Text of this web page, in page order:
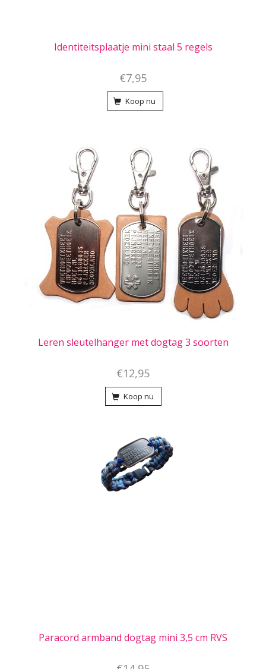
Identiteitsplaatje mini staal 5 regels
€7,95
Koop nu
Leren sleutelhanger met dogtag 3 soorten
€12,95
Koop nu
Paracord armband dogtag mini 3,5 cm RVS